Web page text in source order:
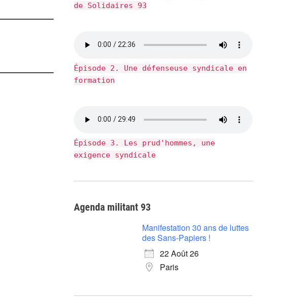
de Solidaires 93
Épisode 2. Une défenseuse syndicale en
formation
Épisode 3. Les prud'hommes, une
exigence syndicale
Agenda militant 93
Manifestation 30 ans de luttes
des Sans-Papiers !
22 Août 26
Paris